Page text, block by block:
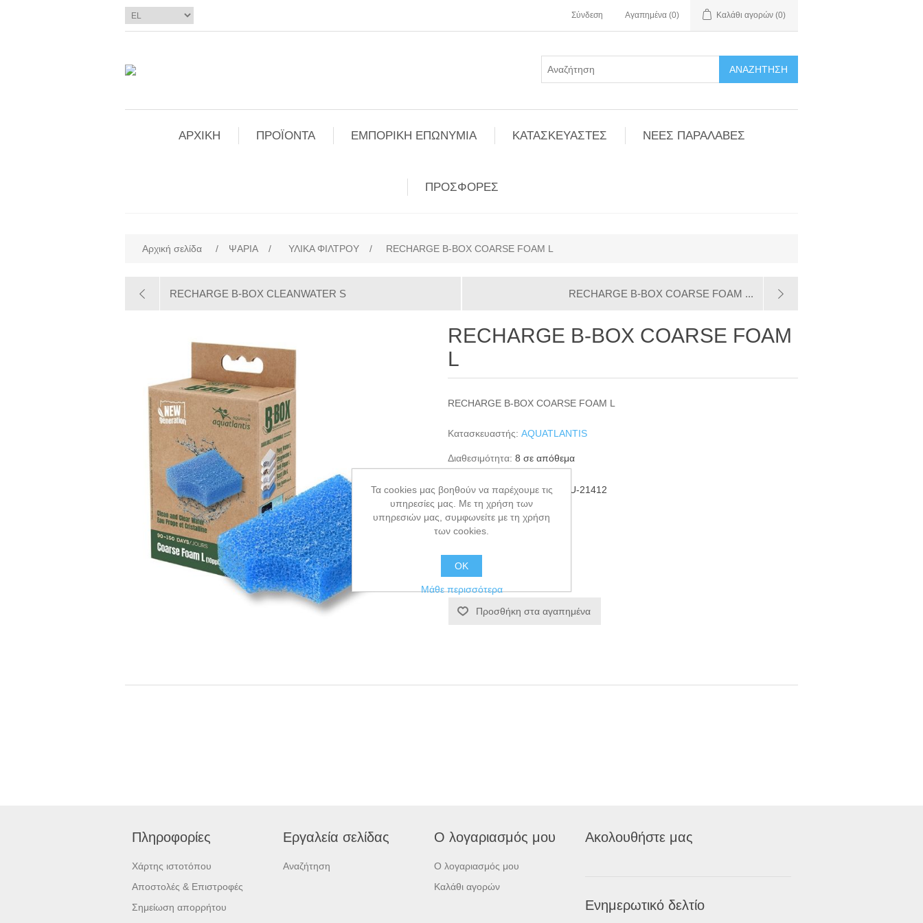
Σύνδεση Αγαπημένα (0) Καλάθι αγορών (0)
ΑΝΑΖΉΤΗΣΗ
ΑΡΧΙΚΗ ΠΡΟΪΟΝΤΑ ΕΜΠΟΡΙΚΗ ΕΠΩΝΥΜΙΑ ΚΑΤΑΣΚΕΥΑΣΤΕΣ ΝΕΕΣ ΠΑΡΑΛΑΒΕΣ
ΠΡΟΣΦΟΡΕΣ
Αρχική σελίδα / ΨΑΡΙΑ / ΥΛΙΚΑ ΦΙΛΤΡΟΥ / RECHARGE B-BOX COARSE FOAM L
RECHARGE B-BOX CLEANWATER S RECHARGE B-BOX COARSE FOAM ...
RECHARGE B-BOX COARSE FOAM
L
RECHARGE B-BOX COARSE FOAM L
Κατασκευαστής: AQUATLANTIS
Διαθεσιμότητα: 8 σε απόθεμα
ΚΩΔΙΚΟΣ ΠΡΟΪΟΝΤΟΣ:
AQU-21412
GTIN: 5607329214122
€5,00
Προσθήκη στα αγαπημένα
Πληροφορίες
Χάρτης ιστοτόπου
Αποστολές & Επιστροφές
Σημείωση απορρήτου
Εργαλεία σελίδας
Αναζήτηση
Ο λογαριασμός μου
Ο λογαριασμός μου
Καλάθι αγορών
Ακολουθήστε μας
Ενημερωτικό δελτίο
Τα cookies μας βοηθούν να παρέχουμε τις
υπηρεσίες μας. Με τη χρήση των
υπηρεσιών μας, συμφωνείτε με τη χρήση
των cookies.
ΟΚ
Μάθε περισσότερα